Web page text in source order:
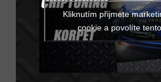
Kliknutím přijmete
cookie a povolíte